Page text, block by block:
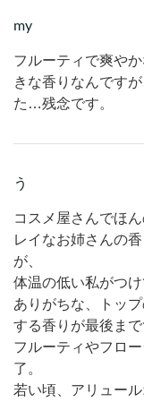
my
フルーティで爽や
きな香りなんです
た…残念です。
う
コスメ屋さんでほ
レイなお姉さんの
が、
体温の低い私がつ
ありがちな、トッ
する香りが最後ま
フルーティやフロ
了。
若い頃、アリュー